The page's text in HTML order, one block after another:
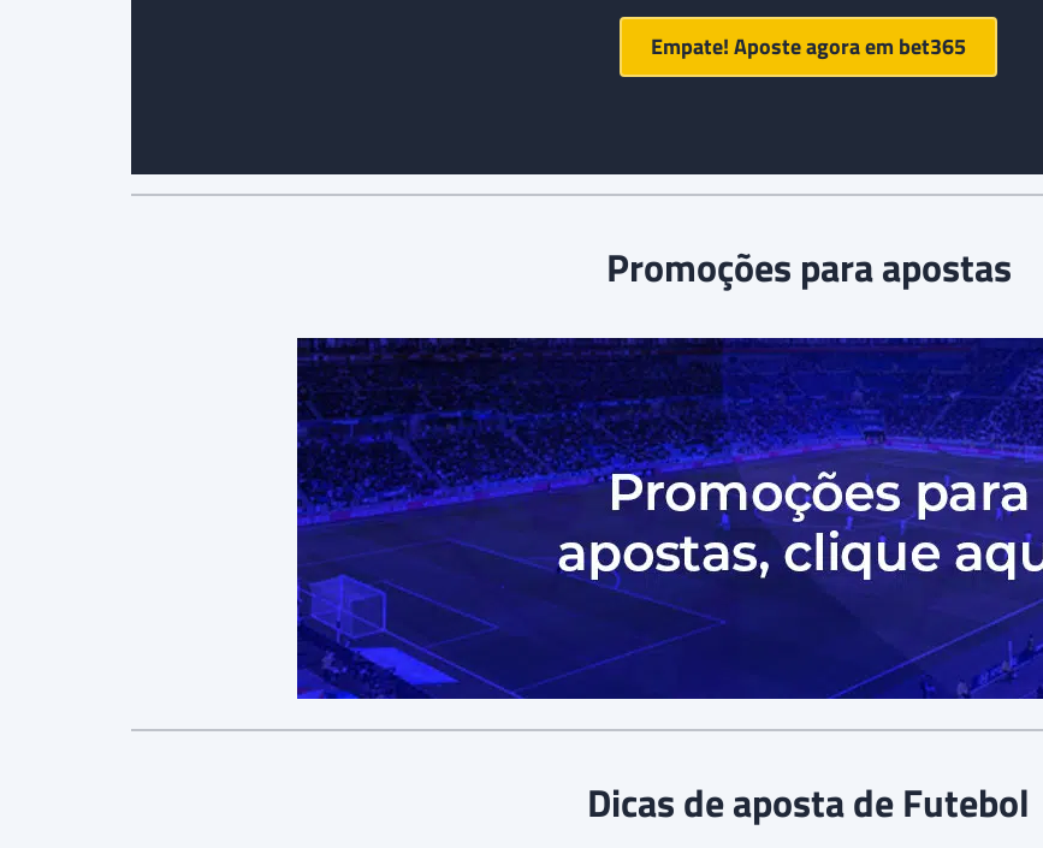
Empate! Aposte agora em bet365
Promoções para apostas
Dicas de aposta de Futebol